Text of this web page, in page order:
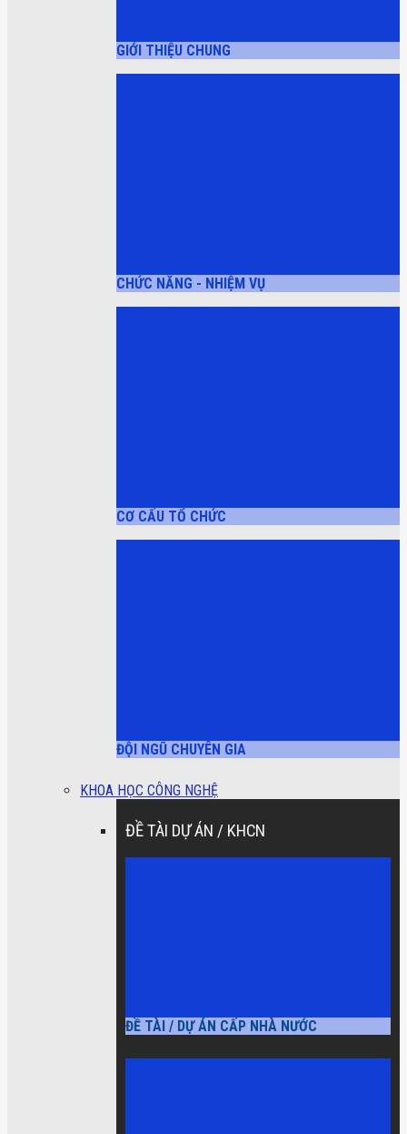
GIỚI THIỆU CHUNG
CHỨC NĂNG - NHIỆM VỤ
CƠ CẤU TỔ CHỨC
ĐỘI NGŨ CHUYÊN GIA
KHOA HỌC CÔNG NGHỆ
ĐỀ TÀI DỰ ÁN / KHCN
ĐỀ TÀI / DỰ ÁN CẤP NHÀ NƯỚC